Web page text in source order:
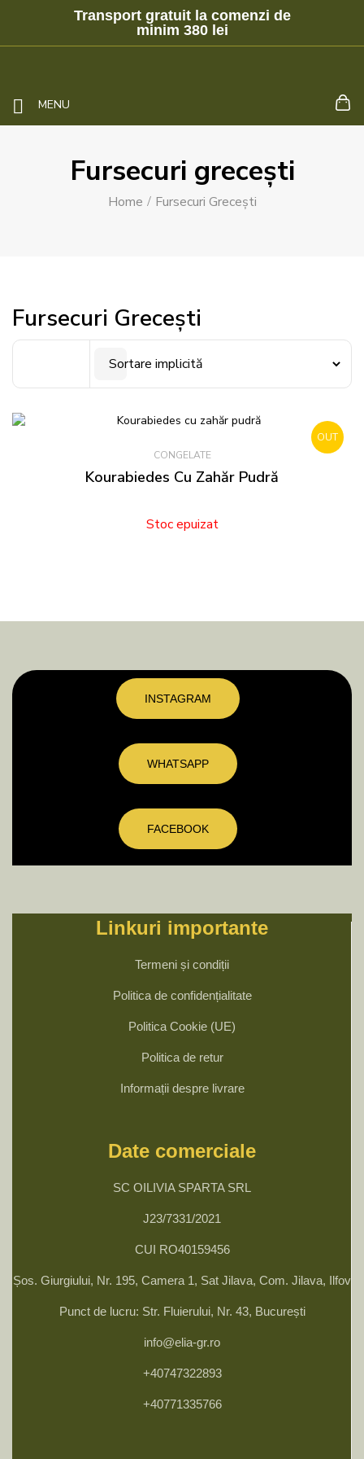
Transport gratuit la comenzi de
minim 380 lei
MENU
Fursecuri grecești
Home Fursecuri Grecești
Fursecuri Grecești
OUT
CONGELATE
Kourabiedes Cu Zahăr Pudră
Stoc epuizat
INSTAGRAM
WHATSAPP
FACEBOOK
Linkuri importante
Termeni și condiții
Politica de confidențialitate
Politica Cookie (UE)
Politica de retur
Informații despre livrare
Date comerciale
SC OILIVIA SPARTA SRL
J23/7331/2021
CUI RO40159456
Șos. Giurgiului, Nr. 195, Camera 1, Sat Jilava, Com. Jilava, Ilfov
Punct de lucru: Str. Fluierului, Nr. 43, București
info@elia-gr.ro
+40747322893
+40771335766